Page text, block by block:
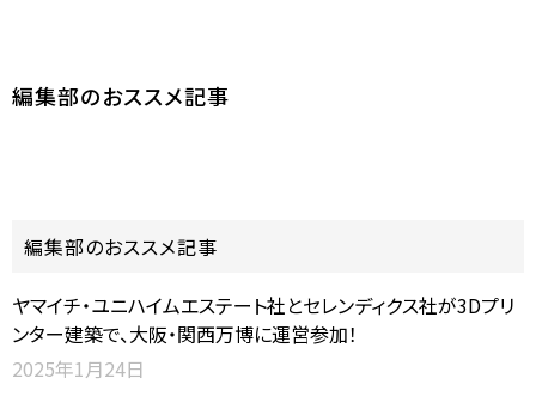
編集部のおススメ記事
編集部のおススメ記事
ヤマイチ・ユニハイムエステート社とセレンディクス社が3Dプリ
ンター建築で、大阪・関西万博に運営参加！
2025年1月24日